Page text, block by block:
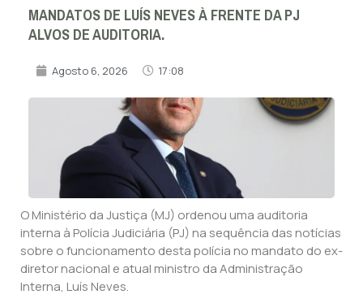
MANDATOS DE LUÍS NEVES À FRENTE DA PJ
ALVOS DE AUDITORIA.
Agosto 6, 2026 17:08
O Ministério da Justiça (MJ) ordenou uma auditoria
interna à Polícia Judiciária (PJ) na sequência das notícias
sobre o funcionamento desta polícia no mandato do ex-
diretor nacional e atual ministro da Administração
Interna, Luís Neves.